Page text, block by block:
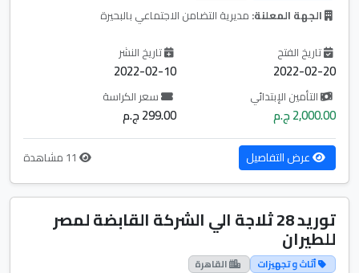
الجهة المعلنة: مديرية التضامن الاجتماعي بالبحيرة
تاريخ الفتح
2022-02-20
تاريخ النشر
2022-02-10
التأمين الإبتدائي
2,000.00 ج.م
سعر الكراسة
299.00 ج.م
عرض التفاصيل
توريد 28 ثلاجة الي الشركة القابضة لمصر
للطيران
أثاث و تجهيزات القاهرة